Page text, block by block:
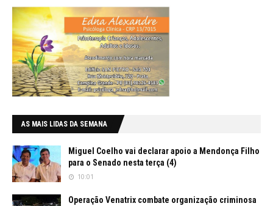
AS MAIS LIDAS DA SEMANA
Miguel Coelho vai declarar apoio a Mendonça Filho
para o Senado nesta terça (4)
10:01
Operação Venatrix combate organização criminosa